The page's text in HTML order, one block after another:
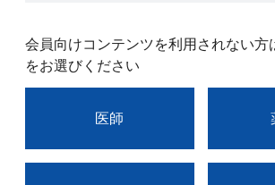
会員向けコンテンツを利用されない方
をお選びください
医師